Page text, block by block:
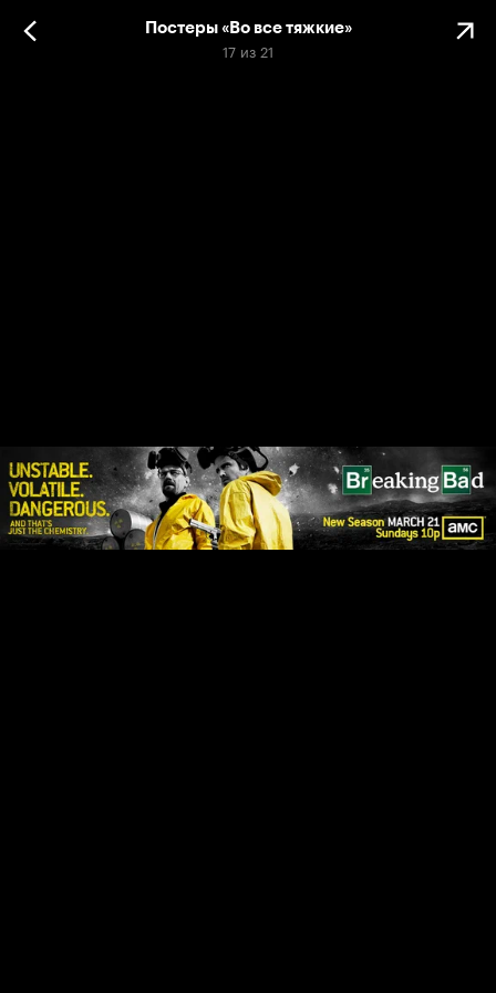
Постеры «Во все тяжкие»
17 из 21